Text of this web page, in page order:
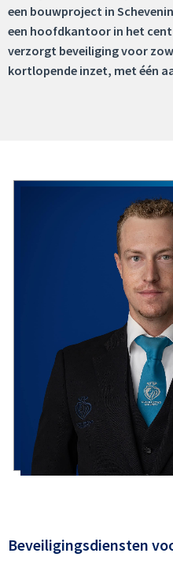
een bouwproject in
een hoofdkantoor in het
verzorgt beveiliging voor
kortlopende inzet, met één
Beveiligingsdiensten